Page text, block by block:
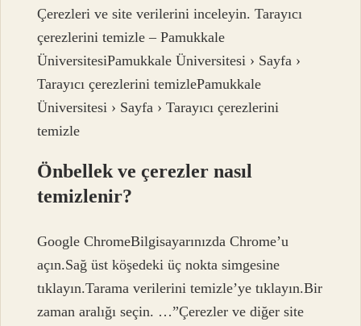
Çerezleri ve site verilerini inceleyin. Tarayıcı
çerezlerini temizle – Pamukkale
ÜniversitesiPamukkale Üniversitesi › Sayfa ›
Tarayıcı çerezlerini temizlePamukkale
Üniversitesi › Sayfa › Tarayıcı çerezlerini
temizle
Önbellek ve çerezler nasıl
temizlenir?
Google ChromeBilgisayarınızda Chrome’u
açın.Sağ üst köşedeki üç nokta simgesine
tıklayın.Tarama verilerini temizle’ye tıklayın.Bir
zaman aralığı seçin. …”Çerezler ve diğer site